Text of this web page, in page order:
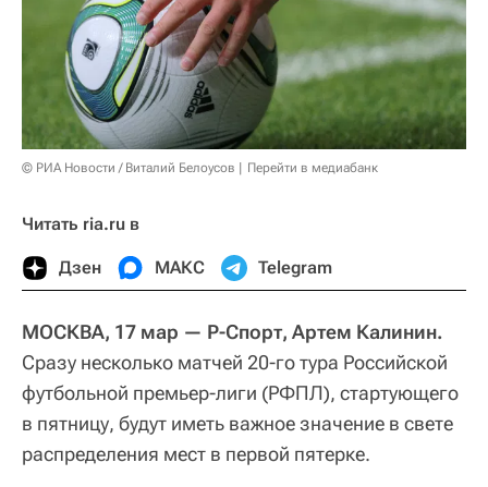
© РИА Новости / Виталий Белоусов Перейти в медиабанк
Читать ria.ru в
Дзен МАКС Telegram
МОСКВА, 17 мар — Р-Спорт, Артем Калинин.
Сразу несколько матчей 20-го тура Российской
футбольной премьер-лиги (РФПЛ), стартующего
в пятницу, будут иметь важное значение в свете
распределения мест в первой пятерке.